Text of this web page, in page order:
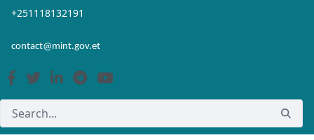
Skip to Main Content
Open Accessibility Menu
+251118132191
contact@mint.gov.et